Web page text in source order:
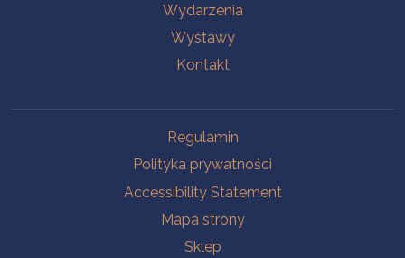
Wydarzenia
Wystawy
Kontakt
Regulamin
Polityka prywatności
Accessibility Statement
Mapa strony
Sklep